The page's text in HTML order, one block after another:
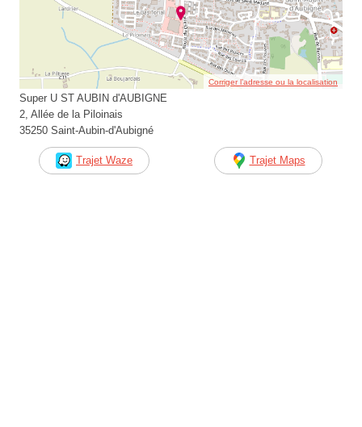
Corriger l’adresse ou la localisation
Super U ST AUBIN d'AUBIGNE
2, Allée de la Piloinais
35250 Saint-Aubin-d'Aubigné
Trajet Waze Trajet Maps